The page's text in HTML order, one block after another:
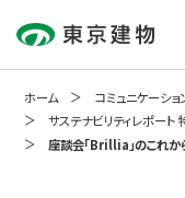
ホーム コミュニケーショ
サステナビリティレポート
座談会「Brillia」のこれか